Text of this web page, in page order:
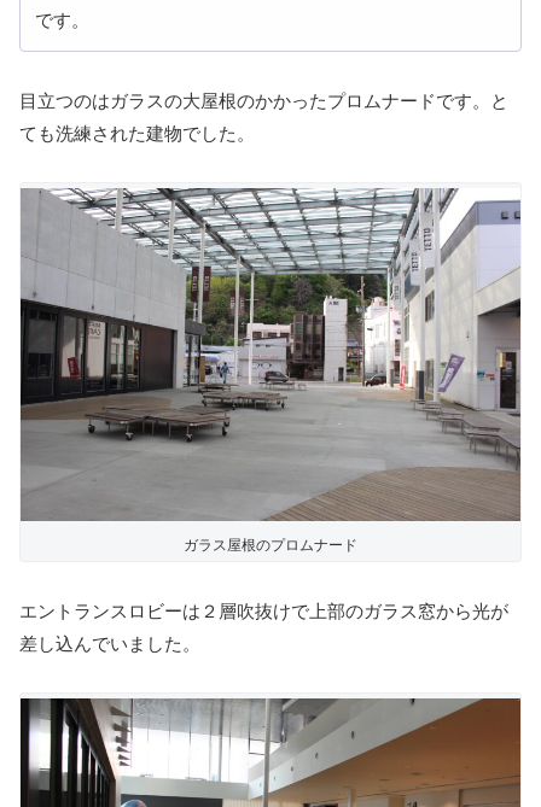
です。
目立つのはガラスの大屋根のかかったプロムナードです。と
ても洗練された建物でした。
ガラス屋根のプロムナード
エントランスロビーは２層吹抜けで上部のガラス窓から光が
差し込んでいました。